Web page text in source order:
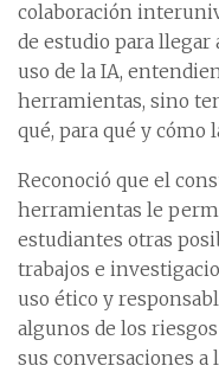
colaboración
de estudio para
uso de la IA,
herramientas, sino
qué, para qué y cómo
Reconoció que el
herramientas le
estudiantes otras
trabajos e
uso ético y
algunos de los
sus conversaciones a